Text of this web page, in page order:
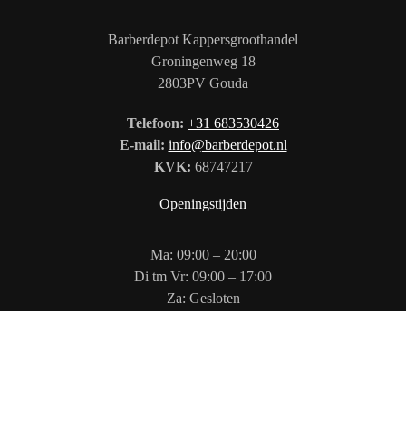
Barberdepot Kappersgroothandel
Groningenweg 18
2803PV Gouda
Telefoon: +31 683530426
E-mail: info@barberdepot.nl
KVK: 68747217
Openingstijden
Ma: 09:00 – 20:00
Di tm Vr: 09:00 – 17:00
Za: Gesloten